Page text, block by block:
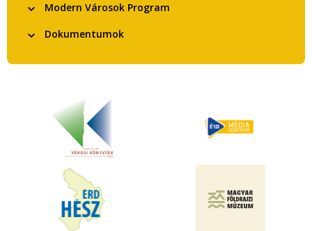
Modern Városok Program
Dokumentumok